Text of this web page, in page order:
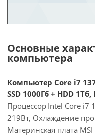
Основные
компьютера
Компьютер Core i7
SSD 1000Гб + HDD 1Тб,
Процессор Intel Core i7
219Вт, Охлаждение
Материнская плата